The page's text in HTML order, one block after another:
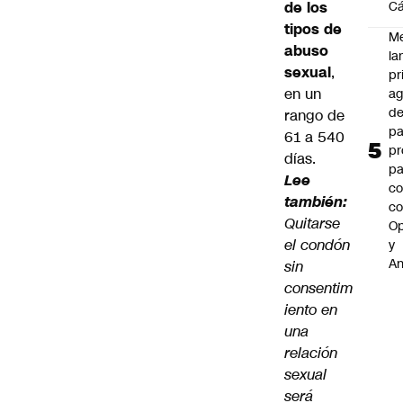
de los
tipos de
abuso
sexual,
en un
rango de
61 a 540
días.
Lee
también:
Quitarse
el condón
sin
consentim
iento en
una
relación
sexual
será
y